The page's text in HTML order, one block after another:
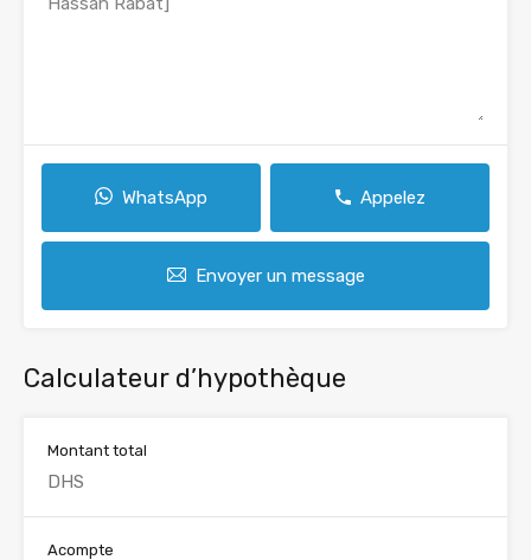
WhatsApp Appelez
Envoyer un message
Calculateur d’hypothèque
Montant total
Acompte